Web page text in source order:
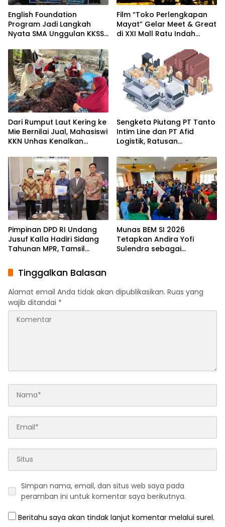
English Foundation
Program Jadi Langkah
Nyata SMA Unggulan KKSS
Berdaya Saing Global
Film “Toko Perlengkapan
Mayat” Gelar Meet & Great
di XXI Mall Ratu Indah
Dari Rumput Laut Kering ke
Mie Bernilai Jual, Mahasiswi
KKN Unhas Kenalkan
kepada Petani Desa
Baruga
Sengketa Piutang PT Tanto
Intim Line dan PT Afid
Logistik, Ratusan
Indonesia Timur Ikut
Dirugikan
Pimpinan DPD RI Undang
Jusuf Kalla Hadiri Sidang
Tahunan MPR, Tamsil
Membangun Solidaritas
Kepemimpinan Bangsa
Munas BEM SI 2026
Tetapkan Andira Yofi
Sulendra sebagai
Tinggalkan Balasan
Alamat email Anda tidak akan dipublikasikan. Ruas yang
wajib ditandai *
Simpan nama, email, dan situs web saya pada
peramban ini untuk komentar saya berikutnya.
Beritahu saya akan tindak lanjut komentar melalui surel.